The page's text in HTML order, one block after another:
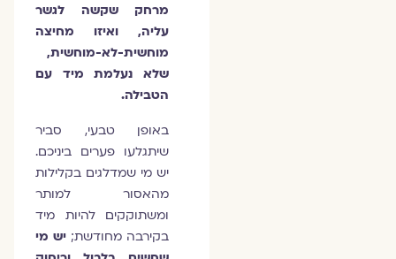
מרחק שקשה לגשר
עליה, ואיזו מחיצה
מוחשית-לא-מוחשית,
שלא נעלמת מיד עם
הטבילה.
באופן טבעי, סביר
שיתגלעו פערים ביניכם.
יש מי שמדלגים בקלילות
מהאסור למותר
ומשתוקקים להיות מיד
בקירבה מחודשת;יש מי